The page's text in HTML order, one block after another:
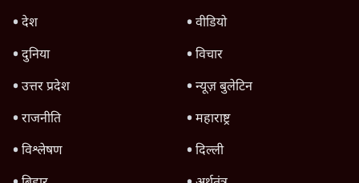
देश
वीडियो
दुनिया
विचार
उत्तर प्रदेश
न्यूज़ बुलेटिन
राजनीति
महाराष्ट्र
विश्लेषण
दिल्ली